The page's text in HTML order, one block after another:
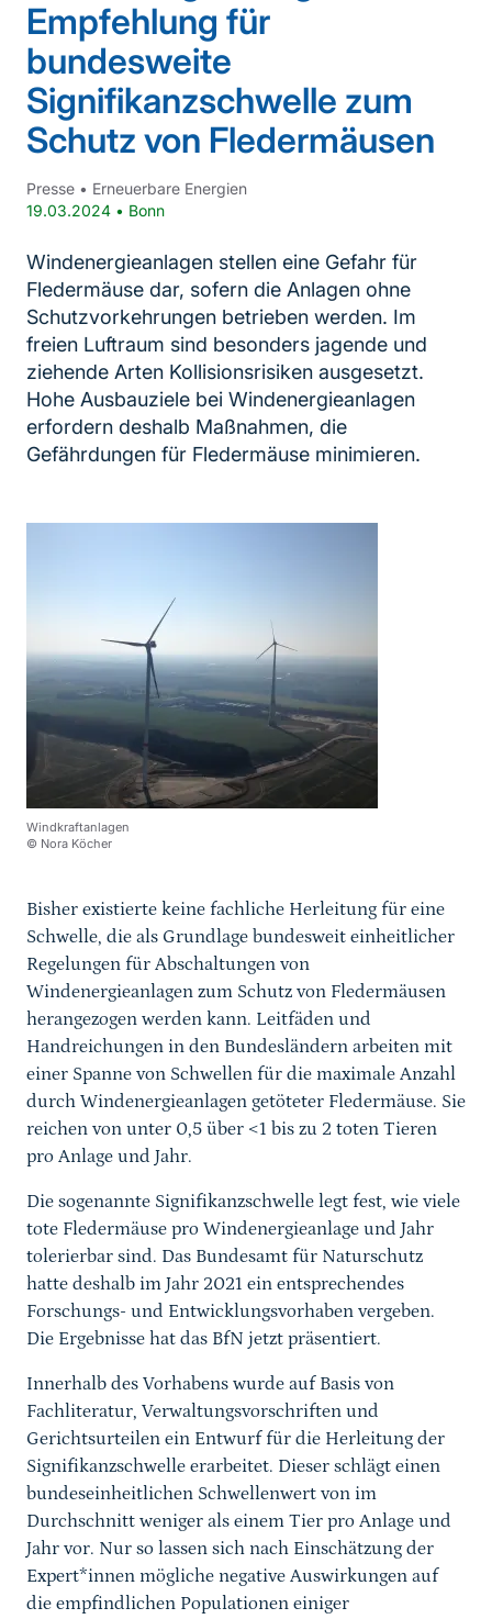
Empfehlung für
bundesweite
Signifikanzschwelle zum
Schutz von Fledermäusen
Presse • Erneuerbare Energien
19.03.2024 • Bonn
Windenergieanlagen stellen eine Gefahr für
Fledermäuse dar, sofern die Anlagen ohne
Schutzvorkehrungen betrieben werden. Im
freien Luftraum sind besonders jagende und
ziehende Arten Kollisionsrisiken ausgesetzt.
Hohe Ausbauziele bei Windenergieanlagen
erfordern deshalb Maßnahmen, die
Gefährdungen für Fledermäuse minimieren.
Windkraftanlagen
© Nora Köcher
Bisher existierte keine fachliche Herleitung für eine
Schwelle, die als Grundlage bundesweit einheitlicher
Regelungen für Abschaltungen von
Windenergieanlagen zum Schutz von Fledermäusen
herangezogen werden kann. Leitfäden und
Handreichungen in den Bundesländern arbeiten mit
einer Spanne von Schwellen für die maximale Anzahl
durch Windenergieanlagen getöteter Fledermäuse. Sie
reichen von unter 0,5 über <1 bis zu 2 toten Tieren
pro Anlage und Jahr.
Die sogenannte Signifikanzschwelle legt fest, wie viele
tote Fledermäuse pro Windenergieanlage und Jahr
tolerierbar sind. Das Bundesamt für Naturschutz
hatte deshalb im Jahr 2021 ein entsprechendes
Forschungs- und Entwicklungsvorhaben vergeben.
Die Ergebnisse hat das BfN jetzt präsentiert.
Innerhalb des Vorhabens wurde auf Basis von
Fachliteratur, Verwaltungsvorschriften und
Gerichtsurteilen ein Entwurf für die Herleitung der
Signifikanzschwelle erarbeitet. Dieser schlägt einen
bundeseinheitlichen Schwellenwert von im
Durchschnitt weniger als einem Tier pro Anlage und
Jahr vor. Nur so lassen sich nach Einschätzung der
Expert*innen mögliche negative Auswirkungen auf
die empfindlichen Populationen einiger